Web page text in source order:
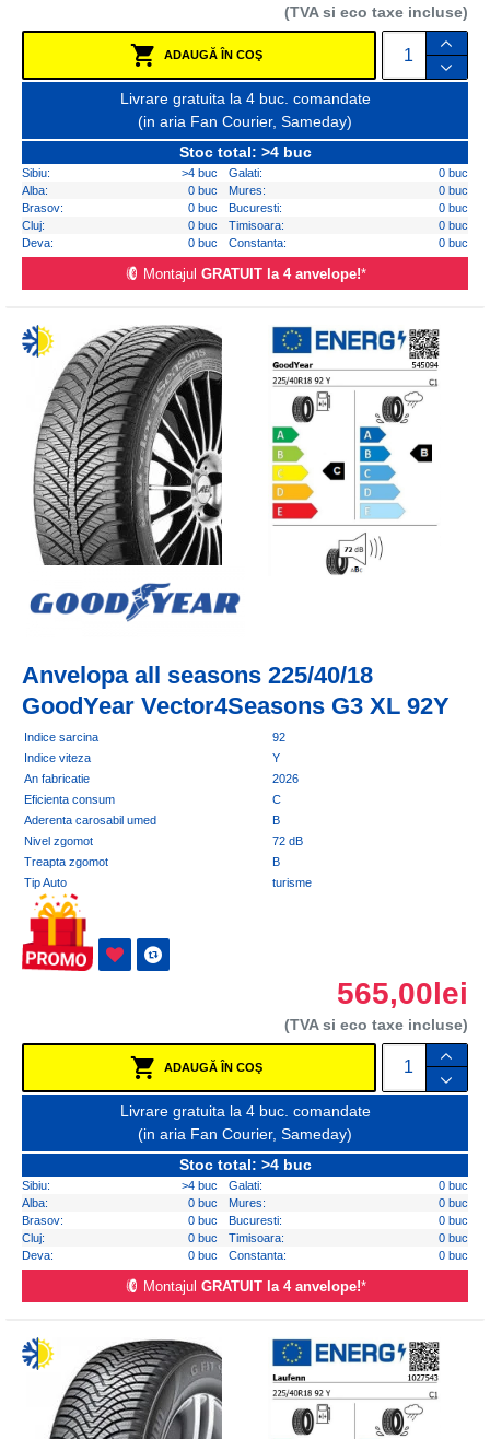
(TVA si eco taxe incluse)
ADAUGĂ ÎN COŞ
Livrare gratuita la 4 buc. comandate
(in aria Fan Courier, Sameday)
Stoc total: >4 buc
Sibiu: >4 buc Galati:
0 buc
Alba:
0 buc Mures:
0 buc
Brasov:
0 buc Bucuresti:
0 buc
Cluj:
0 buc Timisoara:
0 buc
Deva:
0 buc Constanta: 0 buc
Montajul GRATUIT la 4 anvelope!*
Anvelopa all seasons 225/40/18
GoodYear Vector4Seasons G3 XL 92Y
Indice sarcina
92
Indice viteza
Y
An fabricatie
2026
Eficienta consum
C
Aderenta carosabil umed
B
Nivel zgomot
72 dB
Treapta zgomot
B
Tip Auto
turisme
565,00lei
(TVA si eco taxe incluse)
ADAUGĂ ÎN COŞ
Livrare gratuita la 4 buc. comandate
(in aria Fan Courier, Sameday)
Stoc total: >4 buc
Sibiu: >4 buc Galati:
0 buc
Alba:
0 buc Mures:
0 buc
Brasov:
0 buc Bucuresti:
0 buc
Cluj:
0 buc Timisoara:
0 buc
Deva:
0 buc Constanta: 0 buc
Montajul GRATUIT la 4 anvelope!*